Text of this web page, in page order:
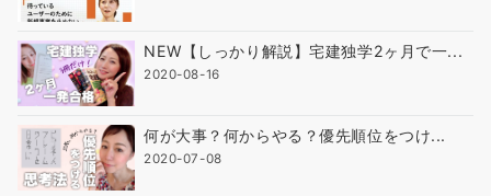
NEW【しっかり解説】宅建独学2ヶ月で一...
2020-08-16
何が大事？何からやる？優先順位をつけ...
2020-07-08